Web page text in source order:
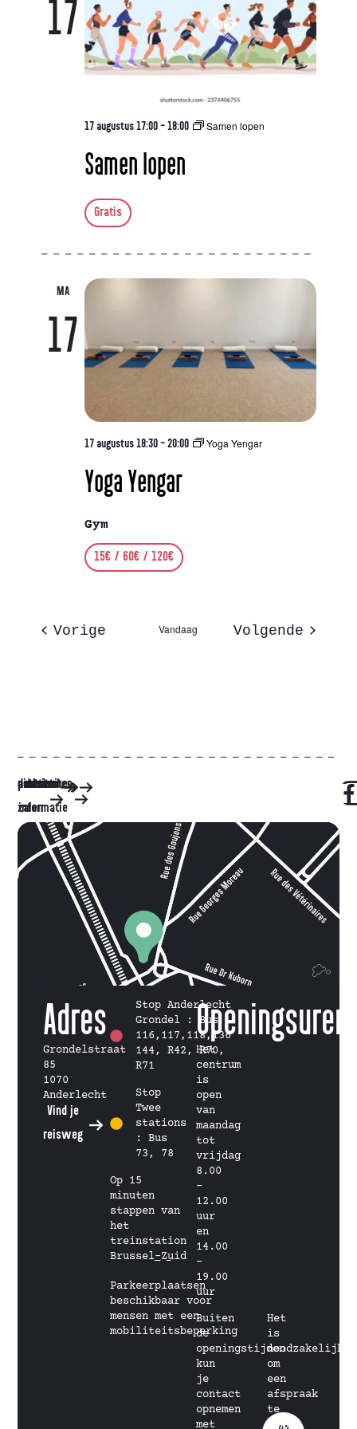
17
Samen lopen
17 augustus 17:00-18:00 Samen lopen
Gratis
MA
17
Yoga Yengar
17 augustus 18:30-20:00 Yoga Yengar
Gym
15€ / 60€ / 120€
VorigeEvenementen
Vandaag Volgende
diensten
activiteiten
centrum
partners
de
zalen
praktische
informatie
contact
Adres
Grondelstraat
85
1070
Anderlecht
Vind je
reisweg
Stop Anderlecht
Grondel : Bus
116,117,118,136
144, R42, R70,
R71
Stop
Twee
stations
: Bus
73, 78
Op 15
minuten
stappen van
het
treinstation
Brussel-Zuid
Parkeerplaatsen
beschikbaar voor
mensen met een
mobiliteitsbeperking
Openingsuren
Het
centrum
is
open
van
maandag
tot
vrijdag
8.00
–
12.00
uur
en
14.00
–
19.00
uur
Buiten
de
openingstijden
kun
je
contact
opnemen
met
Het
is
noodzakelijk
om
een
afspraak
te
maken